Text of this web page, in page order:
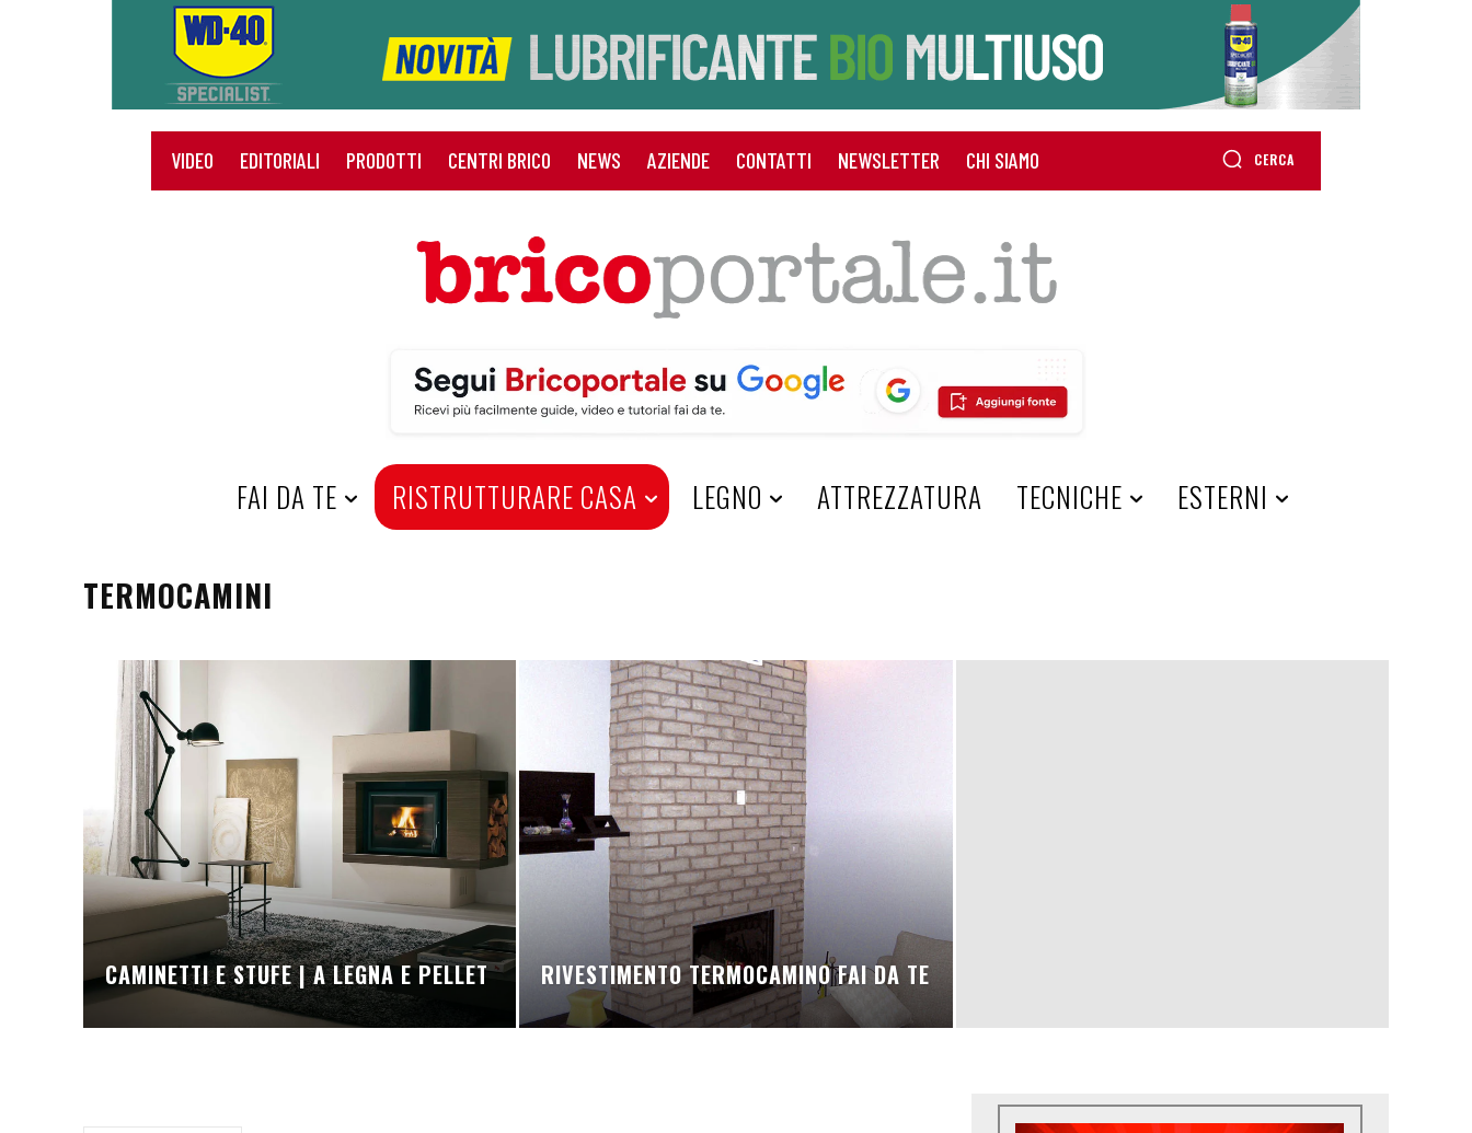
VIDEO EDITORIALI PRODOTTI CENTRI BRICO NEWS AZIENDE CONTATTI NEWSLETTER CHI SIAMO CERCA
FAI DA TE RISTRUTTURARE CASA LEGNO ATTREZZATURA TECNICHE ESTERNI
TERMOCAMINI
CAMINETTI E STUFE | A LEGNA E PELLET RIVESTIMENTO TERMOCAMINO FAI DA TE